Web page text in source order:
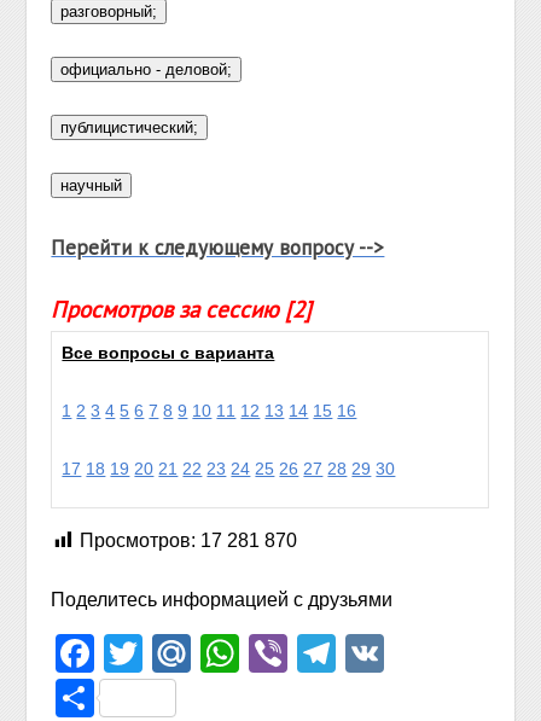
Перейти к следующему вопросу -->
Просмотров за сессию [2]
Все вопросы с варианта
1 2 3 4 5 6 7 8 9 10 11 12 13 14 15 16
17 18 19 20 21 22 23 24 25 26 27 28 29 30
Просмотров: 17 281 870
Поделитесь информацией с друзьями
Facebook
TwitterMail.Ru
WhatsApp
ViberTelegram
Отправить